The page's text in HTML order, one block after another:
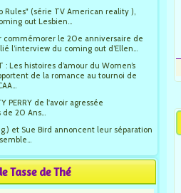
Rules" (série TV American reality ),
out Lesbien...
commémorer le 20e anniversaire de
l’interview du coming out d’Ellen...
: Les histoires d’amour du Women’s
de la romance au tournoi de
PERRY de l'avoir agressée
20 Ans...
g.) et Sue Bird annoncent leur séparation
Tasse de Thé